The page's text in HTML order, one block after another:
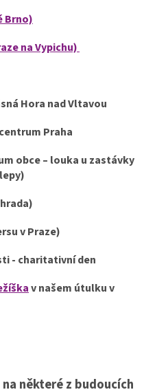
Brno)
na Vypichu)
Hora nad Vltavou
Praha
obce – louka u zastávky
)
v Praze)
- charitativní den
v našem útulku v
některé z budoucích